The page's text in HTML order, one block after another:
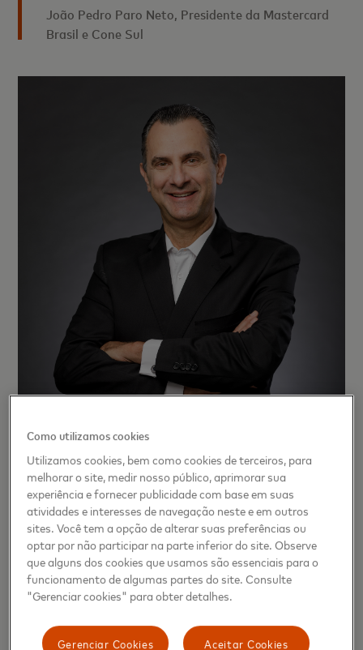
João Pedro Paro Neto, Presidente da Mastercard
Brasil e Cone Sul
Como utilizamos cookies
Utilizamos cookies, bem como cookies de terceiros, para
melhorar o site, medir nosso público, aprimorar sua
experiência e fornecer publicidade com base em suas
atividades e interesses de navegação neste e em outros
sites. Você tem a opção de alterar suas preferências ou
optar por não participar na parte inferior do site. Observe
que alguns dos cookies que usamos são essenciais para o
funcionamento de algumas partes do site. Consulte
"Gerenciar cookies" para obter detalhes.
Aceitar Cookies
Gerenciar Cookies